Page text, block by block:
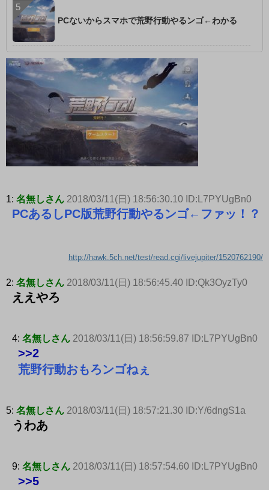
PCないからスマホで荒野行動やるンゴ←わかる
1: 名無しさん 2018/03/11(日) 18:56:30.10 ID:L7PYUgBn0
PCあるしPC版荒野行動やるンゴ←ファッ！？
http://hawk.5ch.net/test/read.cgi/livejupiter/1520762190/
2: 名無しさん 2018/03/11(日) 18:56:45.40 ID:Qk3OyzTy0
ええやろ
4: 名無しさん 2018/03/11(日) 18:56:59.87 ID:L7PYUgBn0
>>2
荒野行動おもろンゴねぇ
5: 名無しさん 2018/03/11(日) 18:57:21.30 ID:Y/6dngS1a
うわあ
9: 名無しさん 2018/03/11(日) 18:57:54.60 ID:L7PYUgBn0
>>5